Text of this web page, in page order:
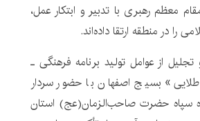
معظم رهبری با تدبیر و ابتکار عمل،
را در منطقه ارتقا داده‌اند.
از عوامل تولید برنامه فرهنگی ـ
بسیج اصفهان با حضور سردار
سپاه حضرت صاحب‌الزمان(عج) استان